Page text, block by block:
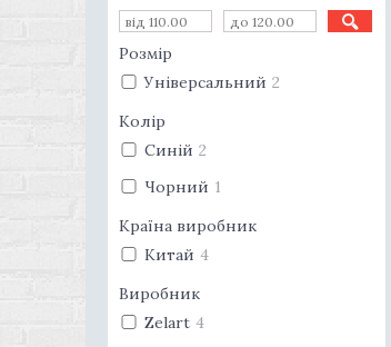
Розмір
Універсальний 2
Колір
Синій 2
Чорний 1
Країна виробник
Китай 4
Виробник
Zelart 4